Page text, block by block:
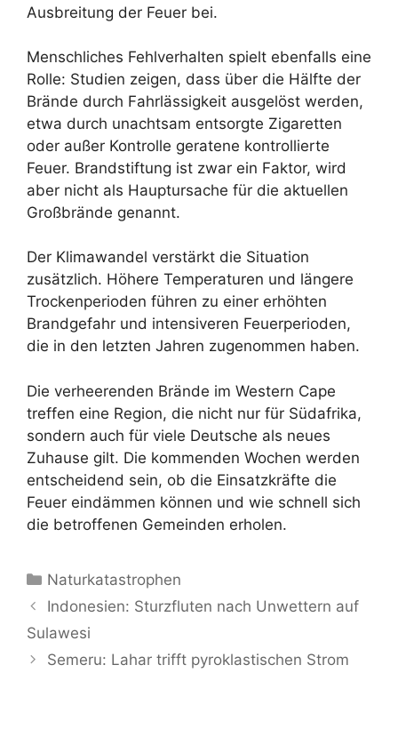
Ausbreitung der Feuer bei.
Menschliches Fehlverhalten spielt ebenfalls eine
Rolle: Studien zeigen, dass über die Hälfte der
Brände durch Fahrlässigkeit ausgelöst werden,
etwa durch unachtsam entsorgte Zigaretten
oder außer Kontrolle geratene kontrollierte
Feuer. Brandstiftung ist zwar ein Faktor, wird
aber nicht als Hauptursache für die aktuellen
Großbrände genannt.
Der Klimawandel verstärkt die Situation
zusätzlich. Höhere Temperaturen und längere
Trockenperioden führen zu einer erhöhten
Brandgefahr und intensiveren Feuerperioden,
die in den letzten Jahren zugenommen haben.
Die verheerenden Brände im Western Cape
treffen eine Region, die nicht nur für Südafrika,
sondern auch für viele Deutsche als neues
Zuhause gilt. Die kommenden Wochen werden
entscheidend sein, ob die Einsatzkräfte die
Feuer eindämmen können und wie schnell sich
die betroffenen Gemeinden erholen.
Kategorien
Naturkatastrophen
Indonesien: Sturzfluten nach Unwettern auf
Sulawesi
Semeru: Lahar trifft pyroklastischen Strom